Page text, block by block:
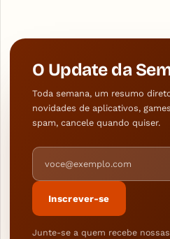
O Update da
Toda semana, um resumo
novidades de aplicativos,
spam, cancele quando quiser.
Endereço de e-mail
Inscrever-se
Junte-se a quem recebe